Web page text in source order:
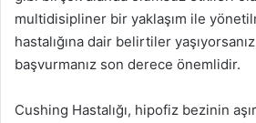
multidisipliner bir yaklaşım ile
hastalığına dair belirtiler
başvurmanız son derece önemlidir.
Cushing Hastalığı, hipofiz bezinin